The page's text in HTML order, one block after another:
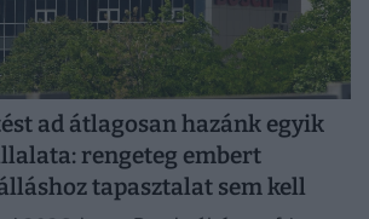
ad átlagosan hazánk egyik
rengeteg embert
tapasztalat sem kell